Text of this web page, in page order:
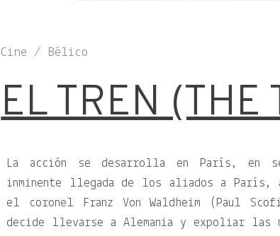
Cine / Bélico
EL TREN (THE
La acción se desarrolla en París, en
inminente llegada de los aliados a París,
el coronel Franz Von Waldheim (Paul
decide llevarse a Alemania y expoliar las